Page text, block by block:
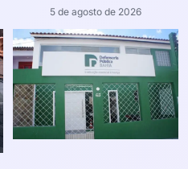
5 de agosto de 2026